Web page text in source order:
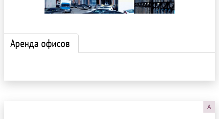
Аренда офисов
A